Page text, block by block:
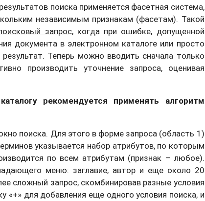
поиска применяется фасетная система,
независимым признакам (фасетам). Такой
запрос, когда при ошибке, допущенной
документа в электронном каталоге или просто
Теперь можно вводить сначала только
производить уточнение запроса, оценивая
рекомендуется применять алгоритм
поиска. Для этого в форме запроса (область 1)
указывается набор атрибутов, по которым
по всем атрибутам (признак – любое).
меню: заглавие, автор и еще около 20
сложный запрос, скомбинировав разные условия
«+» для добавления еще одного условия поиска, и